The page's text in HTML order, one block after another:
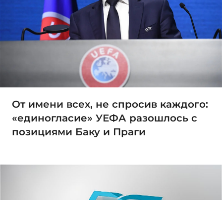
От имени всех, не спросив каждого:
«единогласие» УЕФА разошлось с
позициями Баку и Праги